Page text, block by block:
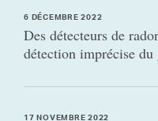
6 DÉCEMBRE 2022
Des détecteurs de
détection imprécise du